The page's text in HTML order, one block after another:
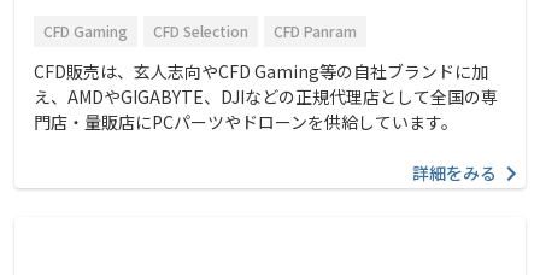
CFD Gaming CFD Selection CFD Panram
CFD販売は、玄人志向やCFD Gaming等の自社ブランドに加
え、AMDやGIGABYTE、DJIなどの正規代理店として全国の専
門店・量販店にPCパーツやドローンを供給しています。
詳細をみる